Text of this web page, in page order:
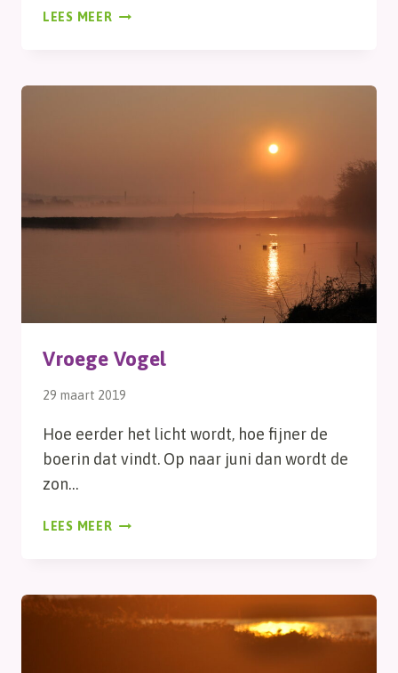
LEES MEER SCHAAPJES
Vroege Vogel
29 maart 2019
Hoe eerder het licht wordt, hoe fijner de
boerin dat vindt. Op naar juni dan wordt de
zon…
LEES MEER VROEGE